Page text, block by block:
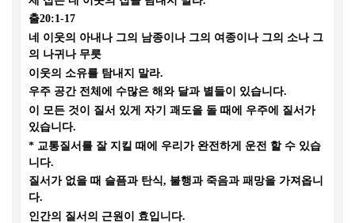
출20:1-17
네 이웃의 아내나 그의 남종이나 그의 여종이나 그의 소나 그
의 나귀나 무릇
이웃의 소유를 탐내지 말라.
우주 공간 전체에 수많은 해와 달과 별들이 있습니다.
이 모든 것이 질서 있게 자기 괘도을 돌 때에 우주에 질서가
있습니다.
* 교통질서를 잘 지킬 때에 우리가 완전하게 운전 할 수 있습
니다.
질서가 없을 때 슬픔과 탄식, 불행과 죽음과 패망을 가져옵니
다.
인간의 질서의 근원이 효입니다.